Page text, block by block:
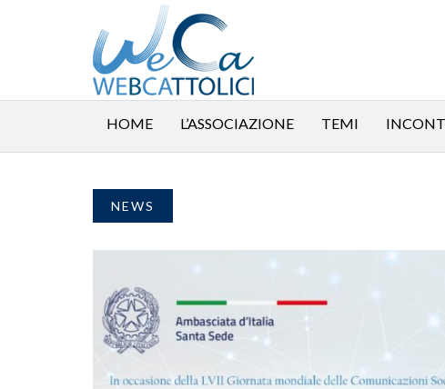
HOME L’ASSOCIAZIONE TEMI
NEWS